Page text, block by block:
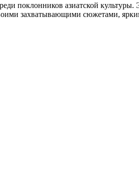
поклонников азиатской
захватывающими сюжетами,